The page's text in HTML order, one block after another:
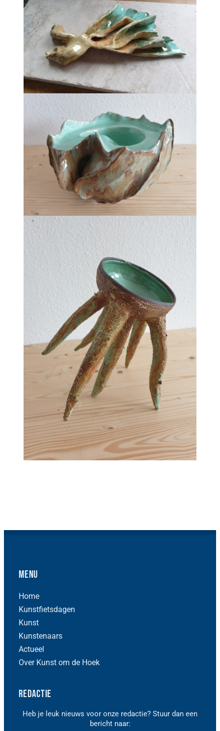
Menu
Home
Kunstfietsdagen
Kunst
Kunstenaars
Actueel
Over Kunst om de Hoek
Redactie
Heb je leuk nieuws voor onze redactie? Stuur dan een
bericht naar: